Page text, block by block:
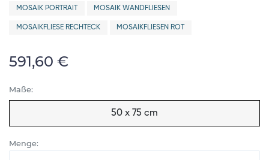
MOSAIK PORTRAIT MOSAIK WANDFLIESEN
MOSAIKFLIESE RECHTECK MOSAIKFLIESEN ROT
591,60 €
Maße:
50 x 75 cm
Menge: